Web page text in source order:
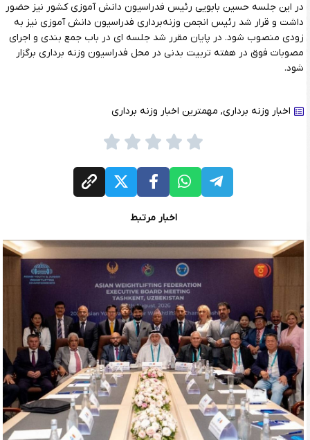
در این جلسه حسین بابویی رئیس فدراسیون دانش آموزی کشور نیز حضور
داشت و قرار شد رئیس انجمن وزنه‌برداری فدراسیون دانش آموزی نیز به
زودی منصوب شود. در پایان مقرر شد جلسه ای در باب جمع بندی و اجرای
مصوبات فوق در هفته تربیت بدنی در محل فدراسیون وزنه برداری برگزار
شود.
اخبار وزنه برداری, مهمترین اخبار وزنه برداری
اخبار مرتبط